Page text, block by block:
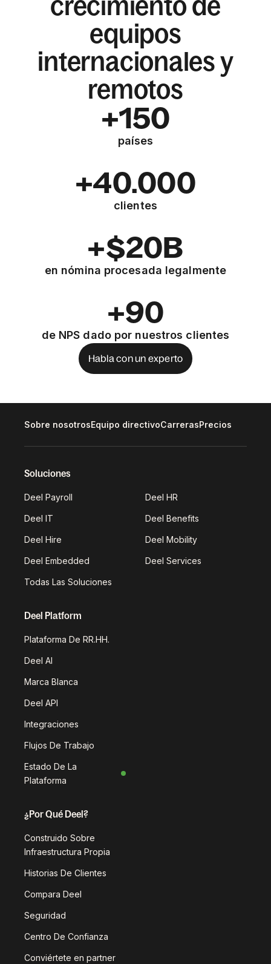
equipos
internacionales y
remotos
+150
países
+40.000
clientes
+$20B
en nómina procesada legalmente
+90
de NPS dado por nuestros clientes
Habla con un experto
Sobre nosotrosEquipo directivoCarrerasPrecios
Soluciones
Deel Payroll Deel HR
Deel IT Deel Benefits
Deel Hire Deel Mobility
Deel Embedded Deel Services
Todas Las Soluciones
Deel Platform
Plataforma De RR.HH.
Deel AI
Marca Blanca
Deel API
Integraciones
Flujos De Trabajo
Estado De La
Plataforma
¿Por Qué Deel?
Construido Sobre
Infraestructura Propia
Historias De Clientes
Compara Deel
Seguridad
Centro De Confianza
Conviértete en partner